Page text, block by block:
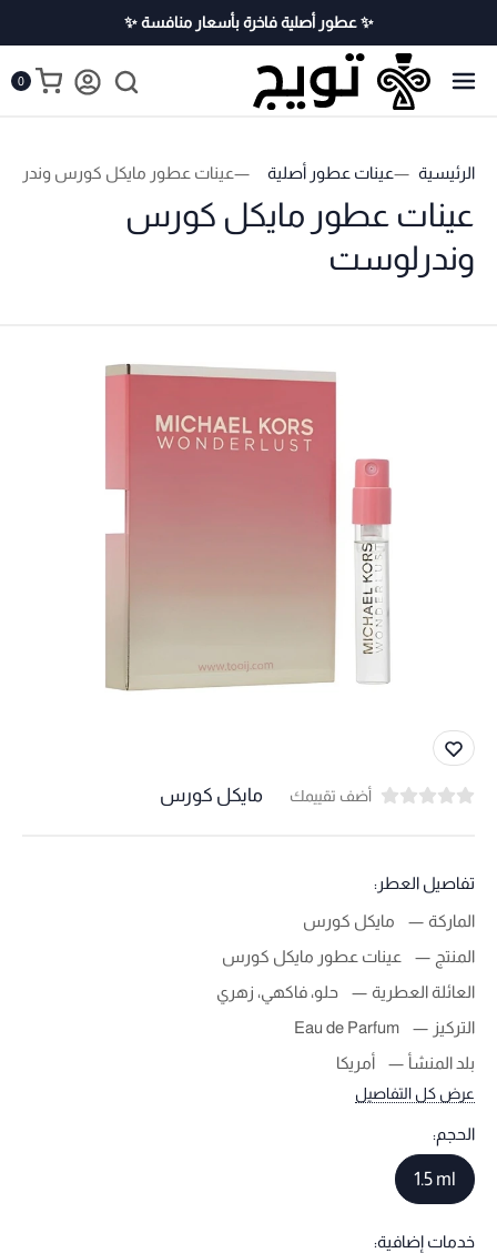
✨ عطور أصلية فاخرة بأسعار منافسة ✨
0
الرئيسية عينات عطور أصلية عينات عطور مايكل كورس
عينات عطور مايكل كورس
وندرلوست
أضف تقييمك مايكل كورس
تفاصيل العطر:
الماركة
مايكل كورس
المنتج
عينات عطور مايكل كورس
العائلة العطرية
حلو، فاكهي، زهري
التركيز
Eau de Parfum
بلد المنشأ
أمريكا
عرض كل التفاصيل
الحجم:
1.5 ml
خدمات إضافية: